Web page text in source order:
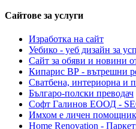
Сайтове за услуги
Изработка на сайт
Уебико - уеб дизайн за
Сайт за обяви и новини
Кипарис ВР - вътрешни
Сватбена, интериорна и
Българо-полски преводач
Софт Галинов ЕООД -
Имхом е личен помощник
Home Renovation -